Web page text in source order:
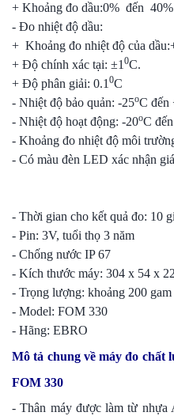
+ Khoảng đo dầu:0% đến
- Đo nhiệt độ dầu:
+ Khoảng đo nhiệt độ của
+ Độ chính xác tại: ±1 0C.
+ Độ phân giải: 0.1 0C
- Nhiệt độ bảo quản: -25oC đến
- Nhiệt độ hoạt động: -20oC
- Khoảng đo nhiệt độ môi
- Có màu đèn LED xác nhận
Xanh 19
Đỏ
- Thời gian cho kết quả đo: 10
- Pin: 3V, tuổi thọ 3 năm
- Chống nước IP 67
- Kích thước máy: 304 x 54 x
- Trọng lượng: khoảng 200 gam
- Model: FOM 330
- Hãng: EBRO
Mô tả chung về máy đo chất
FOM 330
- Thân máy được làm từ nhựa